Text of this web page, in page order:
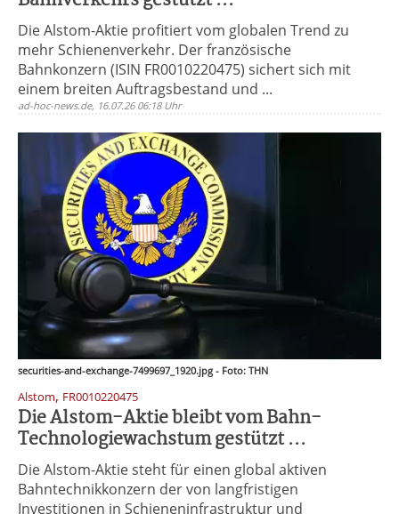
Die Alstom-Aktie profitiert vom globalen Trend zu
mehr Schienenverkehr. Der französische
Bahnkonzern (ISIN FR0010220475) sichert sich mit
einem breiten Auftragsbestand und ...
ad-hoc-news.de, 16.07.26 06:18 Uhr
securities-and-exchange-7499697_1920.jpg - Foto: THN
Alstom, FR0010220475
Die Alstom-Aktie bleibt vom Bahn-
Technologiewachstum gestützt ...
Die Alstom-Aktie steht für einen global aktiven
Bahntechnikkonzern der von langfristigen
Investitionen in Schieneninfrastruktur und